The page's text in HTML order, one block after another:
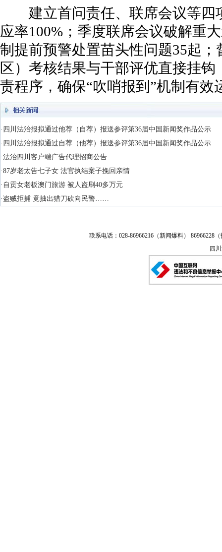
建立首问责任、联席会议等四
应率100%；季度联席会议破解重
制提前预警处置苗头性问题35起
区）考核结果与干部评优直接挂
责程序，确保“吹哨报到”机制有效
·四川法治报拟通过他荐（自荐）报送参评第36届中国新闻奖作品公示
·四川法治报拟通过自荐（他荐）报送参评第36届中国新闻奖作品公示
·法治四川客户端广告代理招商公告
·87岁老太告七子女 法官执结案子挽回亲情
·自贡女老板澳门旅游 被人盗刷40多万元
·盗贼拒捕 竟抽出猎刀砍向民警……
联系电话：028-86966216（新闻爆料） 86966228
四